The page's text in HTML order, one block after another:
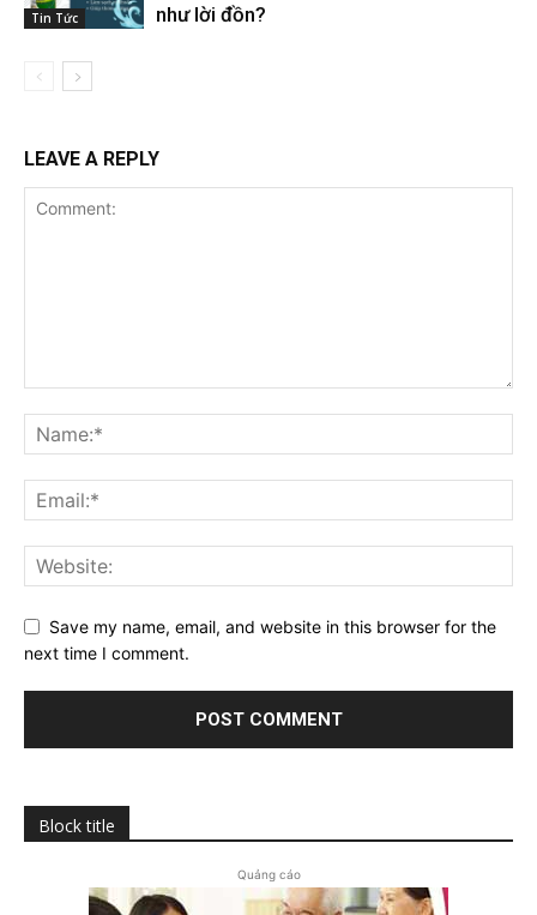
Tin Tức
như lời đồn?
LEAVE A REPLY
Save my name, email, and website in this browser for the
next time I comment.
Block title
Quảng cáo